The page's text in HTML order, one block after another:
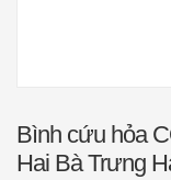
Bình cứu hỏa
Hai Bà Trưng